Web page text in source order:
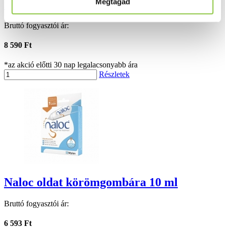
nappali krém SPF 20 40 ml
Bruttó fogyasztói ár:
8 590 Ft
*az akció előtti 30 nap legalacsonyabb ára
Részletek
Naloc oldat körömgombára 10 ml
Bruttó fogyasztói ár:
6 593 Ft